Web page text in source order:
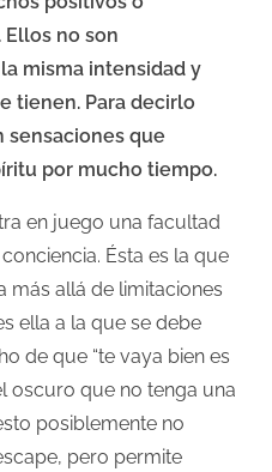
no son
misma intensidad y
tienen. Para decirlo
sensaciones que
por mucho tiempo.
en juego una facultad
Ésta es la que
más allá de limitaciones
ella a la que se debe
de que “te vaya bien es
oscuro que no tenga una
posiblemente no
pero permite